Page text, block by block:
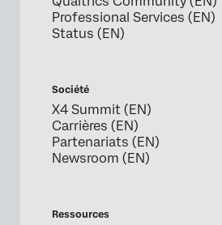
Nom*
Numéro de téléphone*
Pays*
Professional Services (EN)
Status (EN)
Société
X4 Summit (EN)
Carrières (EN)
Partenariats (EN)
Newsroom (EN)
Ressources